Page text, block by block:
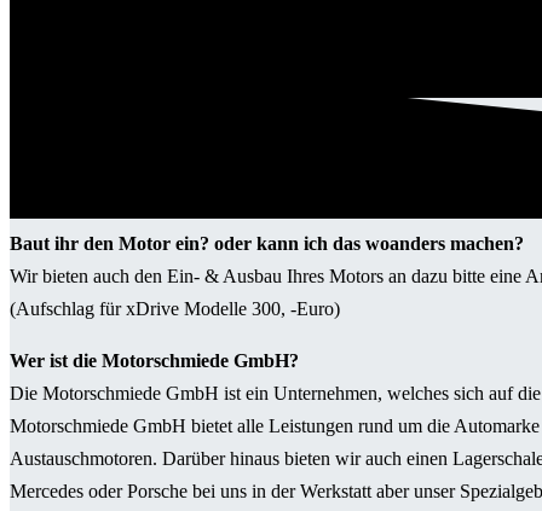
Baut ihr den Motor ein? oder kann ich das woanders machen?
Wir bieten auch den Ein- & Ausbau Ihres Motors an dazu bitte eine
(Aufschlag für xDrive Modelle 300, -Euro)
Wer ist die Motorschmiede GmbH?
Die Motorschmiede GmbH ist ein Unternehmen, welches sich auf
Motorschmiede GmbH bietet alle Leistungen rund um die
Austauschmotoren. Darüber hinaus bieten wir auch einen
Mercedes oder Porsche bei uns in der Werkstatt aber unser